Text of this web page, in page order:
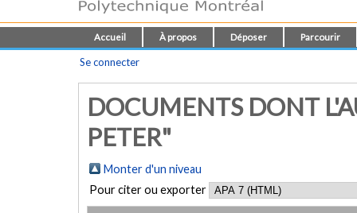
Accueil À propos Déposer Parcourir
Se connecter
DOCUMENTS DONT
PETER"
Monter d'un niveau
Pour citer ou exporter